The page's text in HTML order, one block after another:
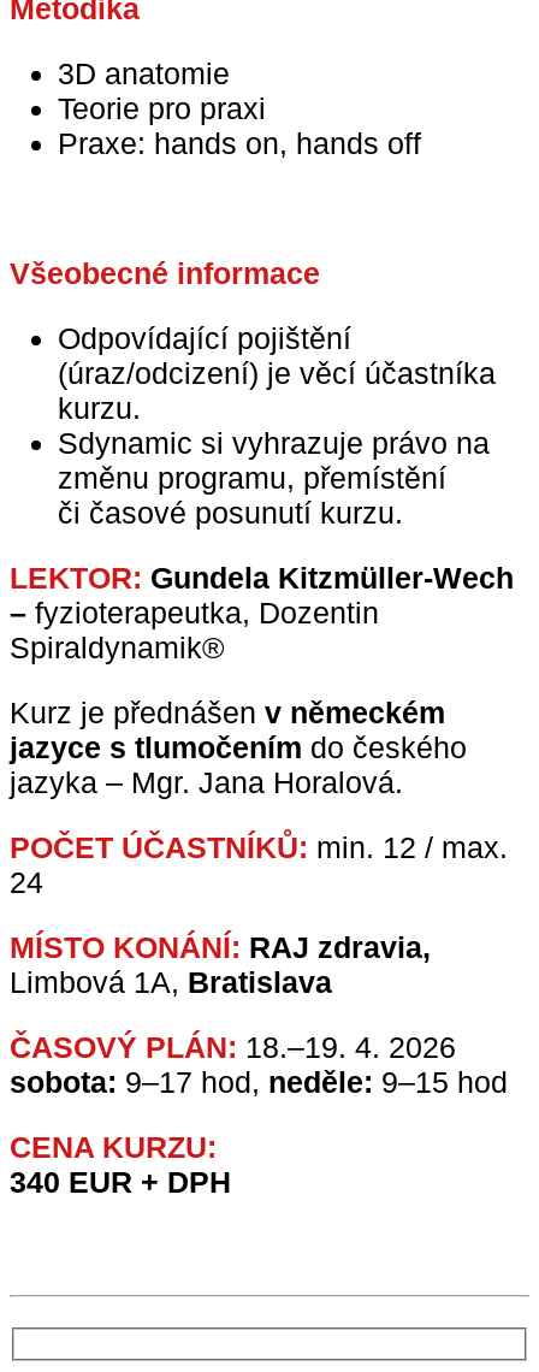
Metodika
3D anatomie
Teorie pro praxi
Praxe: hands on, hands off
Všeobecné informace
Odpovídající pojištění
(úraz/odcizení) je věcí účastníka
kurzu.
Sdynamic si vyhrazuje právo na
změnu programu, přemístění
či časové posunutí kurzu.
LEKTOR: Gundela Kitzmüller-Wech
– fyzioterapeutka, Dozentin
Spiraldynamik®
Kurz je přednášen v německém
jazyce s tlumočením do českého
jazyka – Mgr. Jana Horalová.
POČET ÚČASTNÍKŮ: min. 12 / max.
24
MÍSTO KONÁNÍ: RAJ zdravia,
Limbová 1A, Bratislava
ČASOVÝ PLÁN: 18.–19. 4. 2026
sobota: 9–17 hod, neděle: 9–15 hod
CENA KURZU:
340 EUR + DPH